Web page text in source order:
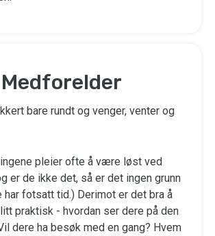
Medforelder
bare rundt og venger, venter og
pleier ofte å være løst ved
er de ikke det, så er det ingen grunn
har fotsatt tid.) Derimot er det bra å
praktisk - hvordan ser dere på den
dere ha besøk med en gang? Hvem